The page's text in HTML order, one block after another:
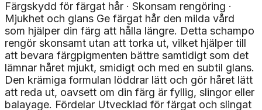
Färgskydd för färgat hår · Skonsam rengöring ·
Mjukhet och glans Ge färgat hår den milda vård
som hjälper din färg att hålla längre. Detta schampo
rengör skonsamt utan att torka ut, vilket hjälper till
att bevara färgpigmenten bättre samtidigt som det
lämnar håret mjukt, smidigt och med en subtil glans.
Den krämiga formulan löddrar lätt och gör håret lätt
att reda ut, oavsett om din färg är fyllig, slingor eller
balayage. Fördelar Utvecklad för färgat och slingat